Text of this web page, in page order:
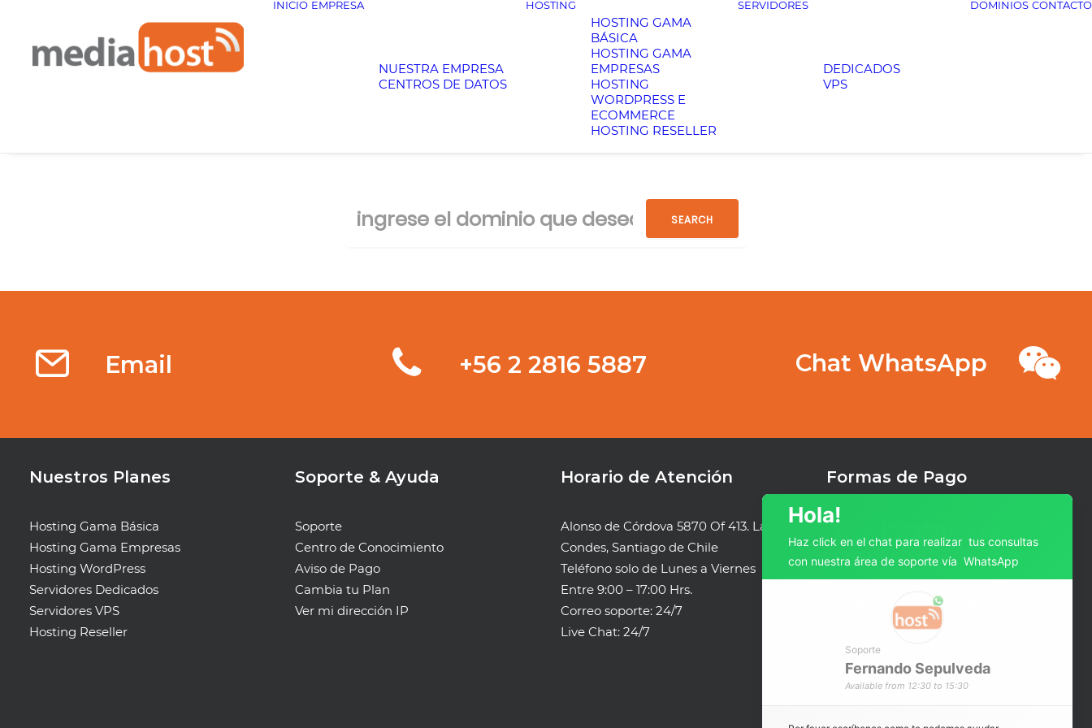
INICIO EMPRESA
NUESTRA EMPRESA
CENTROS DE DATOS
HOSTING
HOSTING GAMA
BÁSICA
HOSTING GAMA
EMPRESAS
HOSTING
WORDPRESS E
ECOMMERCE
HOSTING RESELLER
SERVIDORES
DEDICADOS
VPS
DOMINIOS CONTACTO
SEARCH
Email ‭+56 2 2816 5887‬ Chat WhatsApp
Nuestros Planes
Hosting Gama Básica
Hosting Gama Empresas
Hosting WordPress
Servidores Dedicados
Servidores VPS
Hosting Reseller
Soporte & Ayuda
Soporte
Centro de Conocimiento
Aviso de Pago
Cambia tu Plan
Ver mi dirección IP
Horario de Atención
Alonso de Córdova 5870 Of 413. Las
Condes, Santiago de Chile
Teléfono solo de Lunes a Viernes
Entre 9:00 – 17:00 Hrs.
Correo soporte: 24/7
Live Chat: 24/7
Formas de Pago
Condiciones de Servicio
Políticas de Privacidad
Condiciones de Servicio Web Hosting
Política AntiSpam
Hola!
Haz click en el chat para realizar tus consultas
con nuestra área de soporte vía WhatsApp
Soporte
Fernando Sepulveda
Available from 12:30 to 15:30